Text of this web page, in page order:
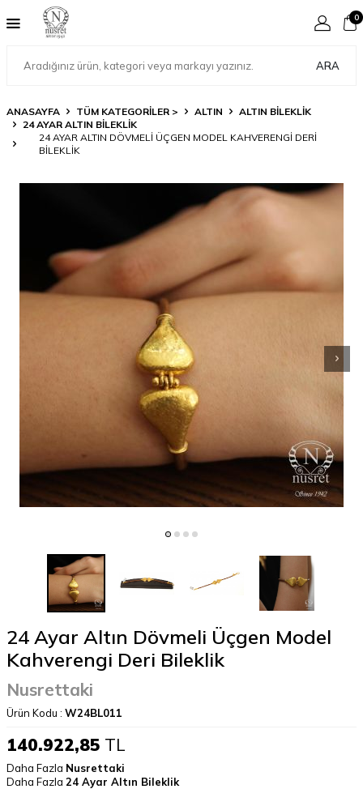
ARA
0
ANASAYFA TÜM KATEGORİLER > ALTIN
ALTIN BILEKLIK
24 AYAR ALTIN BILEKLIK
24 AYAR ALTIN DÖVMELI ÜÇGEN MODEL KAHVERENGI DERI
BILEKLIK
24 Ayar Altın Dövmeli Üçgen Model
Kahverengi Deri Bileklik
Nusrettaki
Ürün Kodu : W24BL011
140.922,85 TL
Daha Fazla Nusrettaki
Daha Fazla 24 Ayar Altın Bileklik